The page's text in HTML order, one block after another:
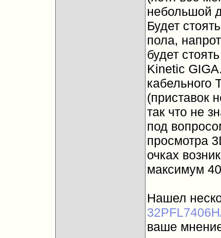
небольшой
Будет
пола,
будет
Kinetic
кабельного
(приставок
так что не
под
просмотра
очках
максимум
Нашел
ваше